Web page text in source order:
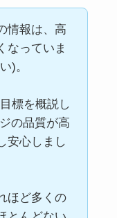
情報は、高
なっていま
)。
標を概説し
の品質が高
安心しまし
ほど多くの